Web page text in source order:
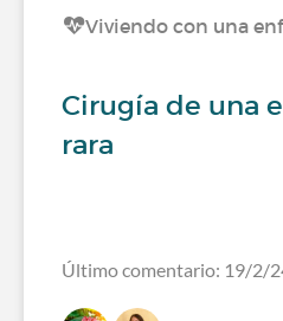
Viviendo con una
Cirugía de una
rara
Último comentario: 19/2/